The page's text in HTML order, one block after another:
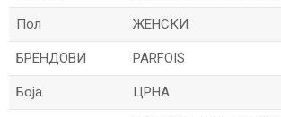
Пол ЖЕНСКИ
БРЕНДОВИ PARFOIS
Боја ЦРНА